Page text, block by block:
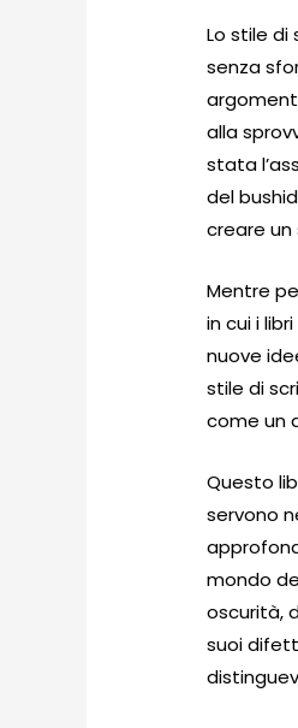
Lo stile di
senza
alla
stata
del
creare un
Mentre
in cui i
nuove
stile di
come un
Questo
servono
mondo
oscurità,
suoi